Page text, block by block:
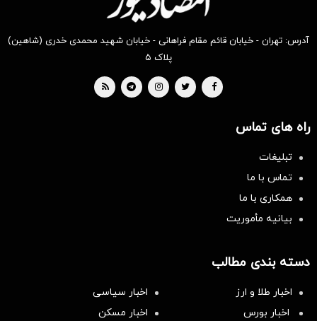
آدرس: تهران - خیابان قائم مقام فراهانی - خیابان شهید محمدی خدری (شاهین)
پلاک ۵
راه های تماس
تبلیغات
تماس با ما
همکاری با ما
بیانیه مأموریت
دسته بندی مطالب
اخبار طلا و ارز
اخبار سیاسی
اخبار بورس
اخبار مسکن